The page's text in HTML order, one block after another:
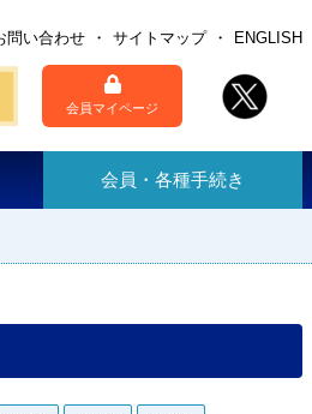
問い合わせ サイトマップ ENGLISH
会員マイページ
会員・各種手続き